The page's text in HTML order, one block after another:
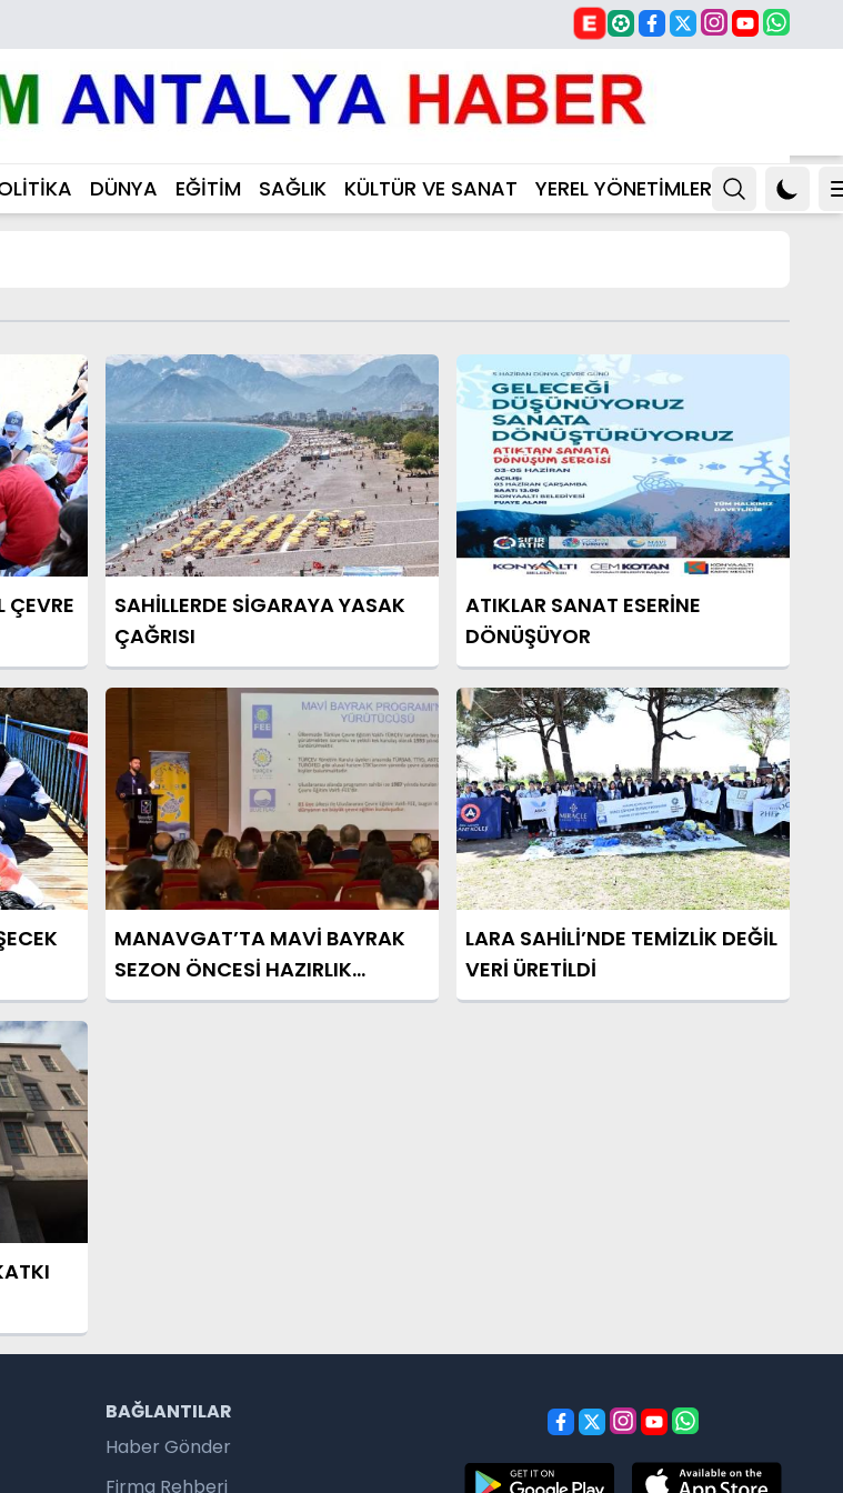
DÜNYA EĞİTİM SAĞLIK KÜLTÜR VE SANAT YEREL YÖNETİMLER
ÇEVRE
SAHİLLERDE SİGARAYA YASAK
ÇAĞRISI
ATIKLAR SANAT ESERİNE
DÖNÜŞÜYOR
MANAVGAT’TA MAVİ BAYRAK
SEZON ÖNCESİ HAZIRLIK
TOPLANTISI
LARA SAHİLİ’NDE TEMİZLİK DEĞİL
VERİ ÜRETİLDİ
BAĞLANTILAR
Haber Gönder
Firma Rehberi